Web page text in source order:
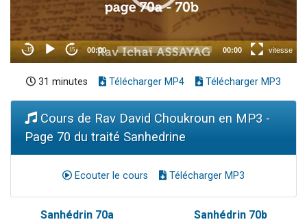
31 minutes Télécharger MP4 Télécharger MP3
Cours de Rav David Choukroun en MP3 -
Page 70 du traité Sanhedrine
Ecouter le cours Télécharger MP3
Sanhédrin 70a Sanhédrin 70b